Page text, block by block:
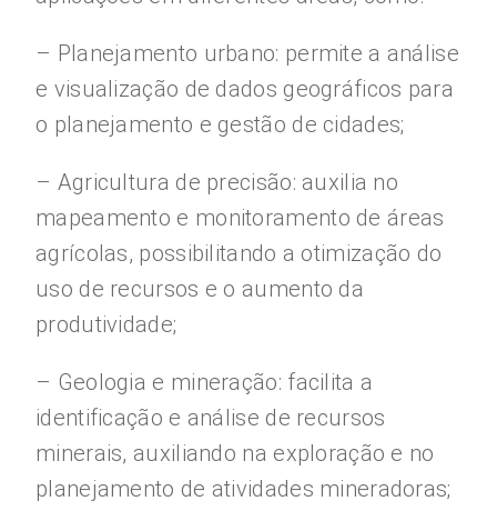
– Planejamento urbano: permite a análise
e visualização de dados geográficos para
o planejamento e gestão de cidades;
– Agricultura de precisão: auxilia no
mapeamento e monitoramento de áreas
agrícolas, possibilitando a otimização do
uso de recursos e o aumento da
produtividade;
– Geologia e mineração: facilita a
identificação e análise de recursos
minerais, auxiliando na exploração e no
planejamento de atividades mineradoras;